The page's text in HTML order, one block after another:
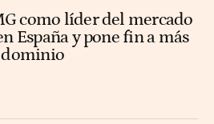
como líder del mercado
España y pone fin a más
dominio